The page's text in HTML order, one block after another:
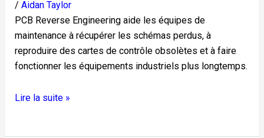
/ Aidan Taylor
PCB Reverse Engineering aide les équipes de
maintenance à récupérer les schémas perdus, à
reproduire des cartes de contrôle obsolètes et à faire
fonctionner les équipements industriels plus longtemps.
Lire la suite »